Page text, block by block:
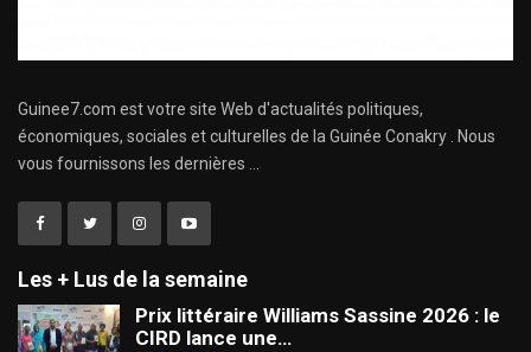
Guinee7.com est votre site Web d'actualités politiques,
économiques, sociales et culturelles de la Guinée Conakry . Nous
vous fournissons les dernières ...
Les + Lus de la semaine
Prix littéraire Williams Sassine 2026 : le
CIRD lance une…